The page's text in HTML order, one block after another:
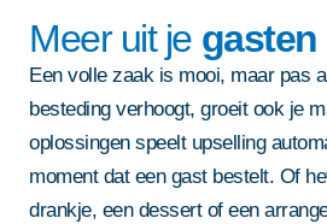
Meer uit je gasten
Een volle zaak is mooi, maar pas
besteding verhoogt, groeit ook je
oplossingen speelt upselling
moment dat een gast bestelt. Of
drankje, een dessert of een